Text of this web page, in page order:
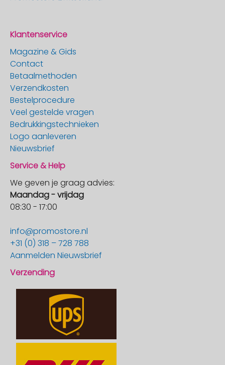
Klantenservice
Magazine & Gids
Contact
Betaalmethoden
Verzendkosten
Bestelprocedure
Veel gestelde vragen
Bedrukkingstechnieken
Logo aanleveren
Nieuwsbrief
Service & Help
We geven je graag advies:
Maandag - vrijdag
08:30 - 17:00
info@promostore.nl
+31 (0) 318 – 728 788
Aanmelden Nieuwsbrief
Verzending